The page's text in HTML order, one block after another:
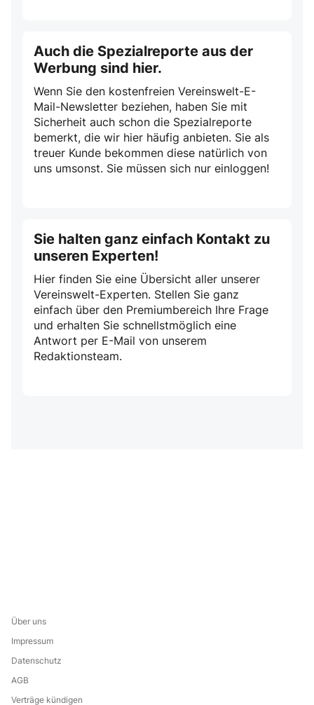
Auch die Spezialreporte aus der
Werbung sind hier.
Wenn Sie den kostenfreien Vereinswelt-E-
Mail-Newsletter beziehen, haben Sie mit
Sicherheit auch schon die Spezialreporte
bemerkt, die wir hier häufig anbieten. Sie als
treuer Kunde bekommen diese natürlich von
uns umsonst. Sie müssen sich nur einloggen!
Sie halten ganz einfach Kontakt zu
unseren Experten!
Hier finden Sie eine Übersicht aller unserer
Vereinswelt-Experten. Stellen Sie ganz
einfach über den Premiumbereich Ihre Frage
und erhalten Sie schnellstmöglich eine
Antwort per E-Mail von unserem
Redaktionsteam.
Über uns
Impressum
Datenschutz
AGB
Verträge kündigen